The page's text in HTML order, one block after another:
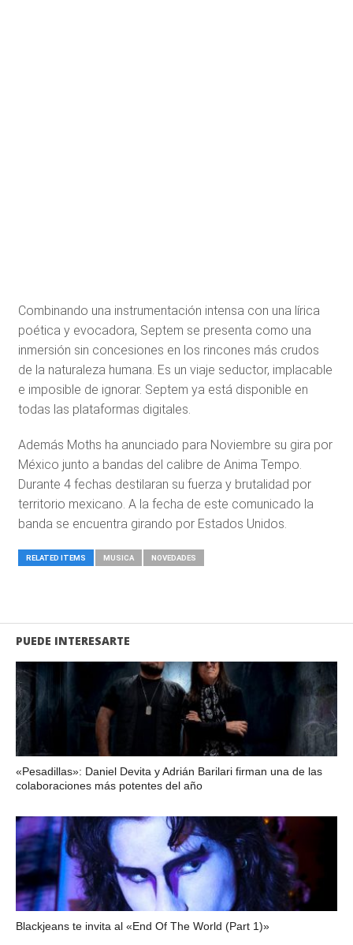
Combinando una instrumentación intensa con una lírica
poética y evocadora, Septem se presenta como una
inmersión sin concesiones en los rincones más crudos
de la naturaleza humana. Es un viaje seductor, implacable
e imposible de ignorar. Septem ya está disponible en
todas las plataformas digitales.
Además Moths ha anunciado para Noviembre su gira por
México junto a bandas del calibre de Anima Tempo.
Durante 4 fechas destilaran su fuerza y brutalidad por
territorio mexicano. A la fecha de este comunicado la
banda se encuentra girando por Estados Unidos.
RELATED ITEMS MUSICA NOVEDADES
PUEDE INTERESARTE
«Pesadillas»: Daniel Devita y Adrián Barilari firman una de las
colaboraciones más potentes del año
Blackjeans te invita al «End Of The World (Part 1)»